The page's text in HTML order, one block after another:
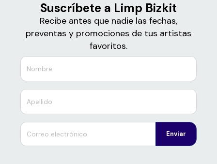
Suscríbete a Limp Bizkit
Recibe antes que nadie las fechas,
preventas y promociones de tus artistas
favoritos.
Enviar